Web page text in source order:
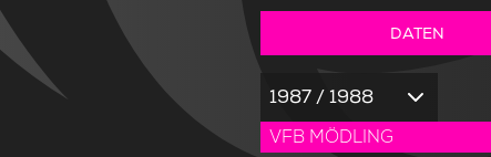
DATEN
1987 / 1988
VFB MÖDLING